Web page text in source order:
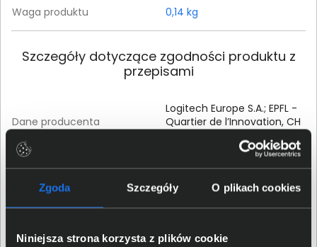
Zgoda Szczegóły O plikach cookies
Niniejsza strona korzysta z plików cookie
Waga produktu 0,14 kg
Szczegóły dotyczące zgodności produktu z
przepisami
Dane producenta
Logitech Europe S.A.; EPFL -
Quartier de l’Innovation, CH
Osoba odpowiedzialna za
produkt
Logitech Europe S.A.;
Catharijnesingel 47, 3511GC
Utrecht, The Netherlands;
https://support.logi.com